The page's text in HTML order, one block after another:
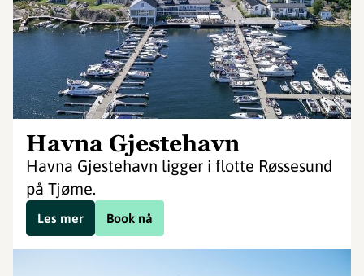
Havna Gjestehavn
Havna Gjestehavn ligger i flotte Røssesund
på Tjøme.
Book nå
Les mer